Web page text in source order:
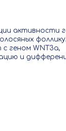
активности
геном WNT3a,
и